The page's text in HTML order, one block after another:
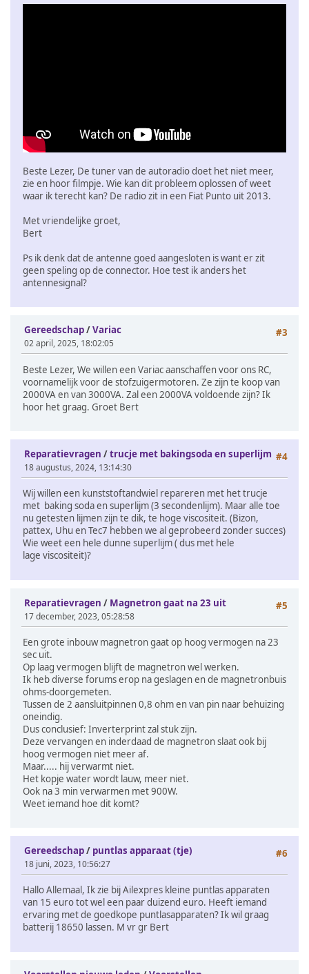
Beste Lezer, De tuner van de autoradio doet het niet meer,
zie en hoor filmpje. Wie kan dit probleem oplossen of weet
waar ik terecht kan? De radio zit in een Fiat Punto uit 2013.
Met vriendelijke groet,
Bert
Ps ik denk dat de antenne goed aangesloten is want er zit
geen speling op de connector. Hoe test ik anders het
antennesignal?
#3
Gereedschap/Variac
02 april, 2025, 18:02:05
Beste Lezer, We willen een Variac aanschaffen voor ons RC,
voornamelijk voor de stofzuigermotoren. Ze zijn te koop van
2000VA en van 3000VA. Zal een 2000VA voldoende zijn? Ik
hoor het graag. Groet Bert
#4
Reparatievragen /trucje met bakingsoda en superlijm
18 augustus, 2024, 13:14:30
Wij willen een kunststoftandwiel repareren met het trucje
met baking soda en superlijm (3 secondenlijm). Maar alle toe
nu getesten lijmen zijn te dik, te hoge viscositeit. (Bizon,
pattex, Uhu en Tec7 hebben we al geprobeerd zonder succes)
Wie weet een hele dunne superlijm ( dus met hele
lage viscositeit)?
#5
Reparatievragen / Magnetron gaat na 23 uit
17 december, 2023, 05:28:58
Een grote inbouw magnetron gaat op hoog vermogen na 23
sec uit.
Op laag vermogen blijft de magnetron wel werken.
Ik heb diverse forums erop na geslagen en de magnetronbuis
ohms-doorgemeten.
Tussen de 2 aansluitpinnen 0,8 ohm en van pin naar behuizing
oneindig.
Dus conclusief: Inverterprint zal stuk zijn.
Deze vervangen en inderdaad de magnetron slaat ook bij
hoog vermogen niet meer af.
Maar..... hij verwarmt niet.
Het kopje water wordt lauw, meer niet.
Ook na 3 min verwarmen met 900W.
Weet iemand hoe dit komt?
#6
Gereedschap/ puntlas apparaat (tje)
18 juni, 2023, 10:56:27
Hallo Allemaal, Ik zie bij Ailexpres kleine puntlas apparaten
van 15 euro tot wel een paar duizend euro. Heeft iemand
ervaring met de goedkope puntlasapparaten? Ik wil graag
batterij 18650 lassen. M vr gr Bert